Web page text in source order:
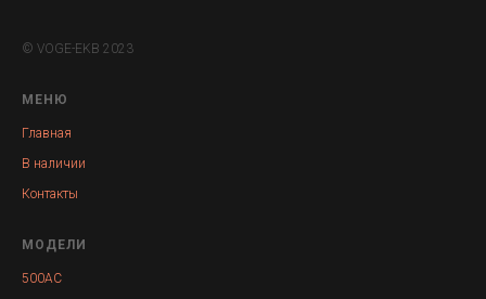
© VOGE-EKB 2023
МЕНЮ
Главная
В наличии
Контакты
МОДЕЛИ
500AC